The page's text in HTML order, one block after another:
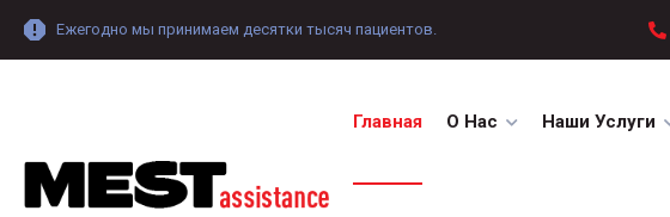
Ежегодно мы принимаем десятки тысяч пациентов.
Главная О Нас Наши Услуги